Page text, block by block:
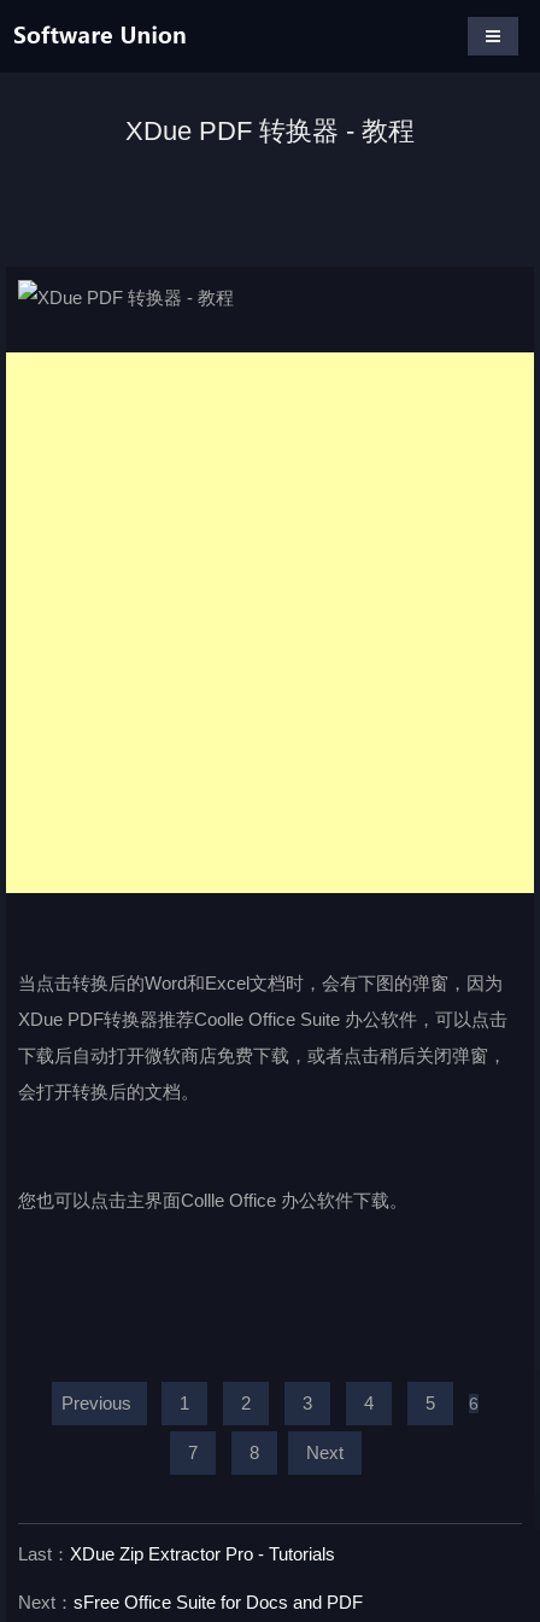
XDue PDF 转换器 - 教程
当点击转换后的Word和Excel文档时，会有下图的弹窗，因为
XDue PDF转换器推荐Coolle Office Suite 办公软件，可以点击
下载后自动打开微软商店免费下载，或者点击稍后关闭弹窗，
会打开转换后的文档。
您也可以点击主界面Collle Office 办公软件下载。
Previous 1 2 3 4 5 6
7 8 Next
Last： XDue Zip Extractor Pro - Tutorials
Next： sFree Office Suite for Docs and PDF